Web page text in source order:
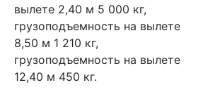
вылете 2,40 м 5 000 кг,
грузоподъемность на вылете
8,50 м 1 210 кг,
грузоподъемность на вылете
12,40 м 450 кг.